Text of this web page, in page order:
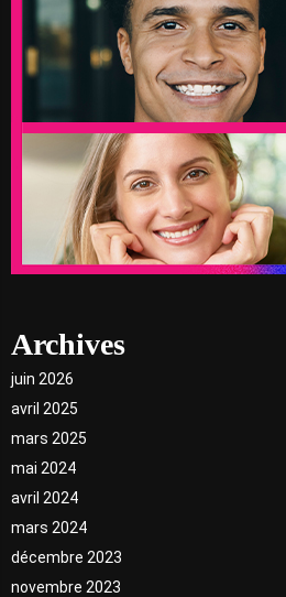
Archives
juin 2026
avril 2025
mars 2025
mai 2024
avril 2024
mars 2024
décembre 2023
novembre 2023